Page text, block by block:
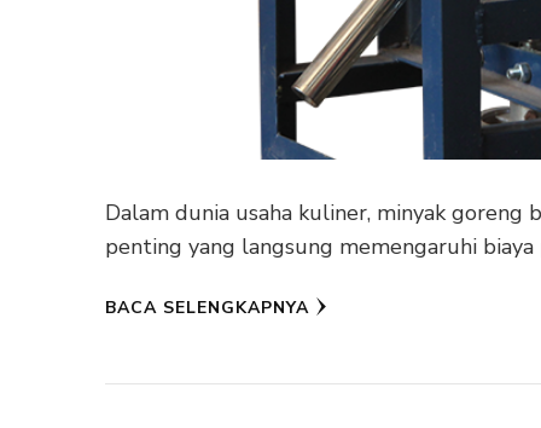
Dalam dunia usaha kuliner, minyak
penting yang langsung memengaruhi
BACA SELENGKAPNYA